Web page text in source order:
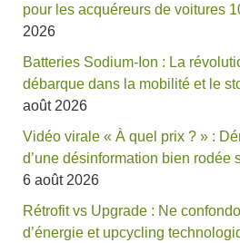
pour les acquéreurs de voitures
2026
Batteries Sodium-Ion : La
débarque dans la mobilité et le
août 2026
Vidéo virale « À quel prix ? » :
d’une désinformation bien rodée
6 août 2026
Rétrofit vs Upgrade : Ne
d’énergie et upcycling